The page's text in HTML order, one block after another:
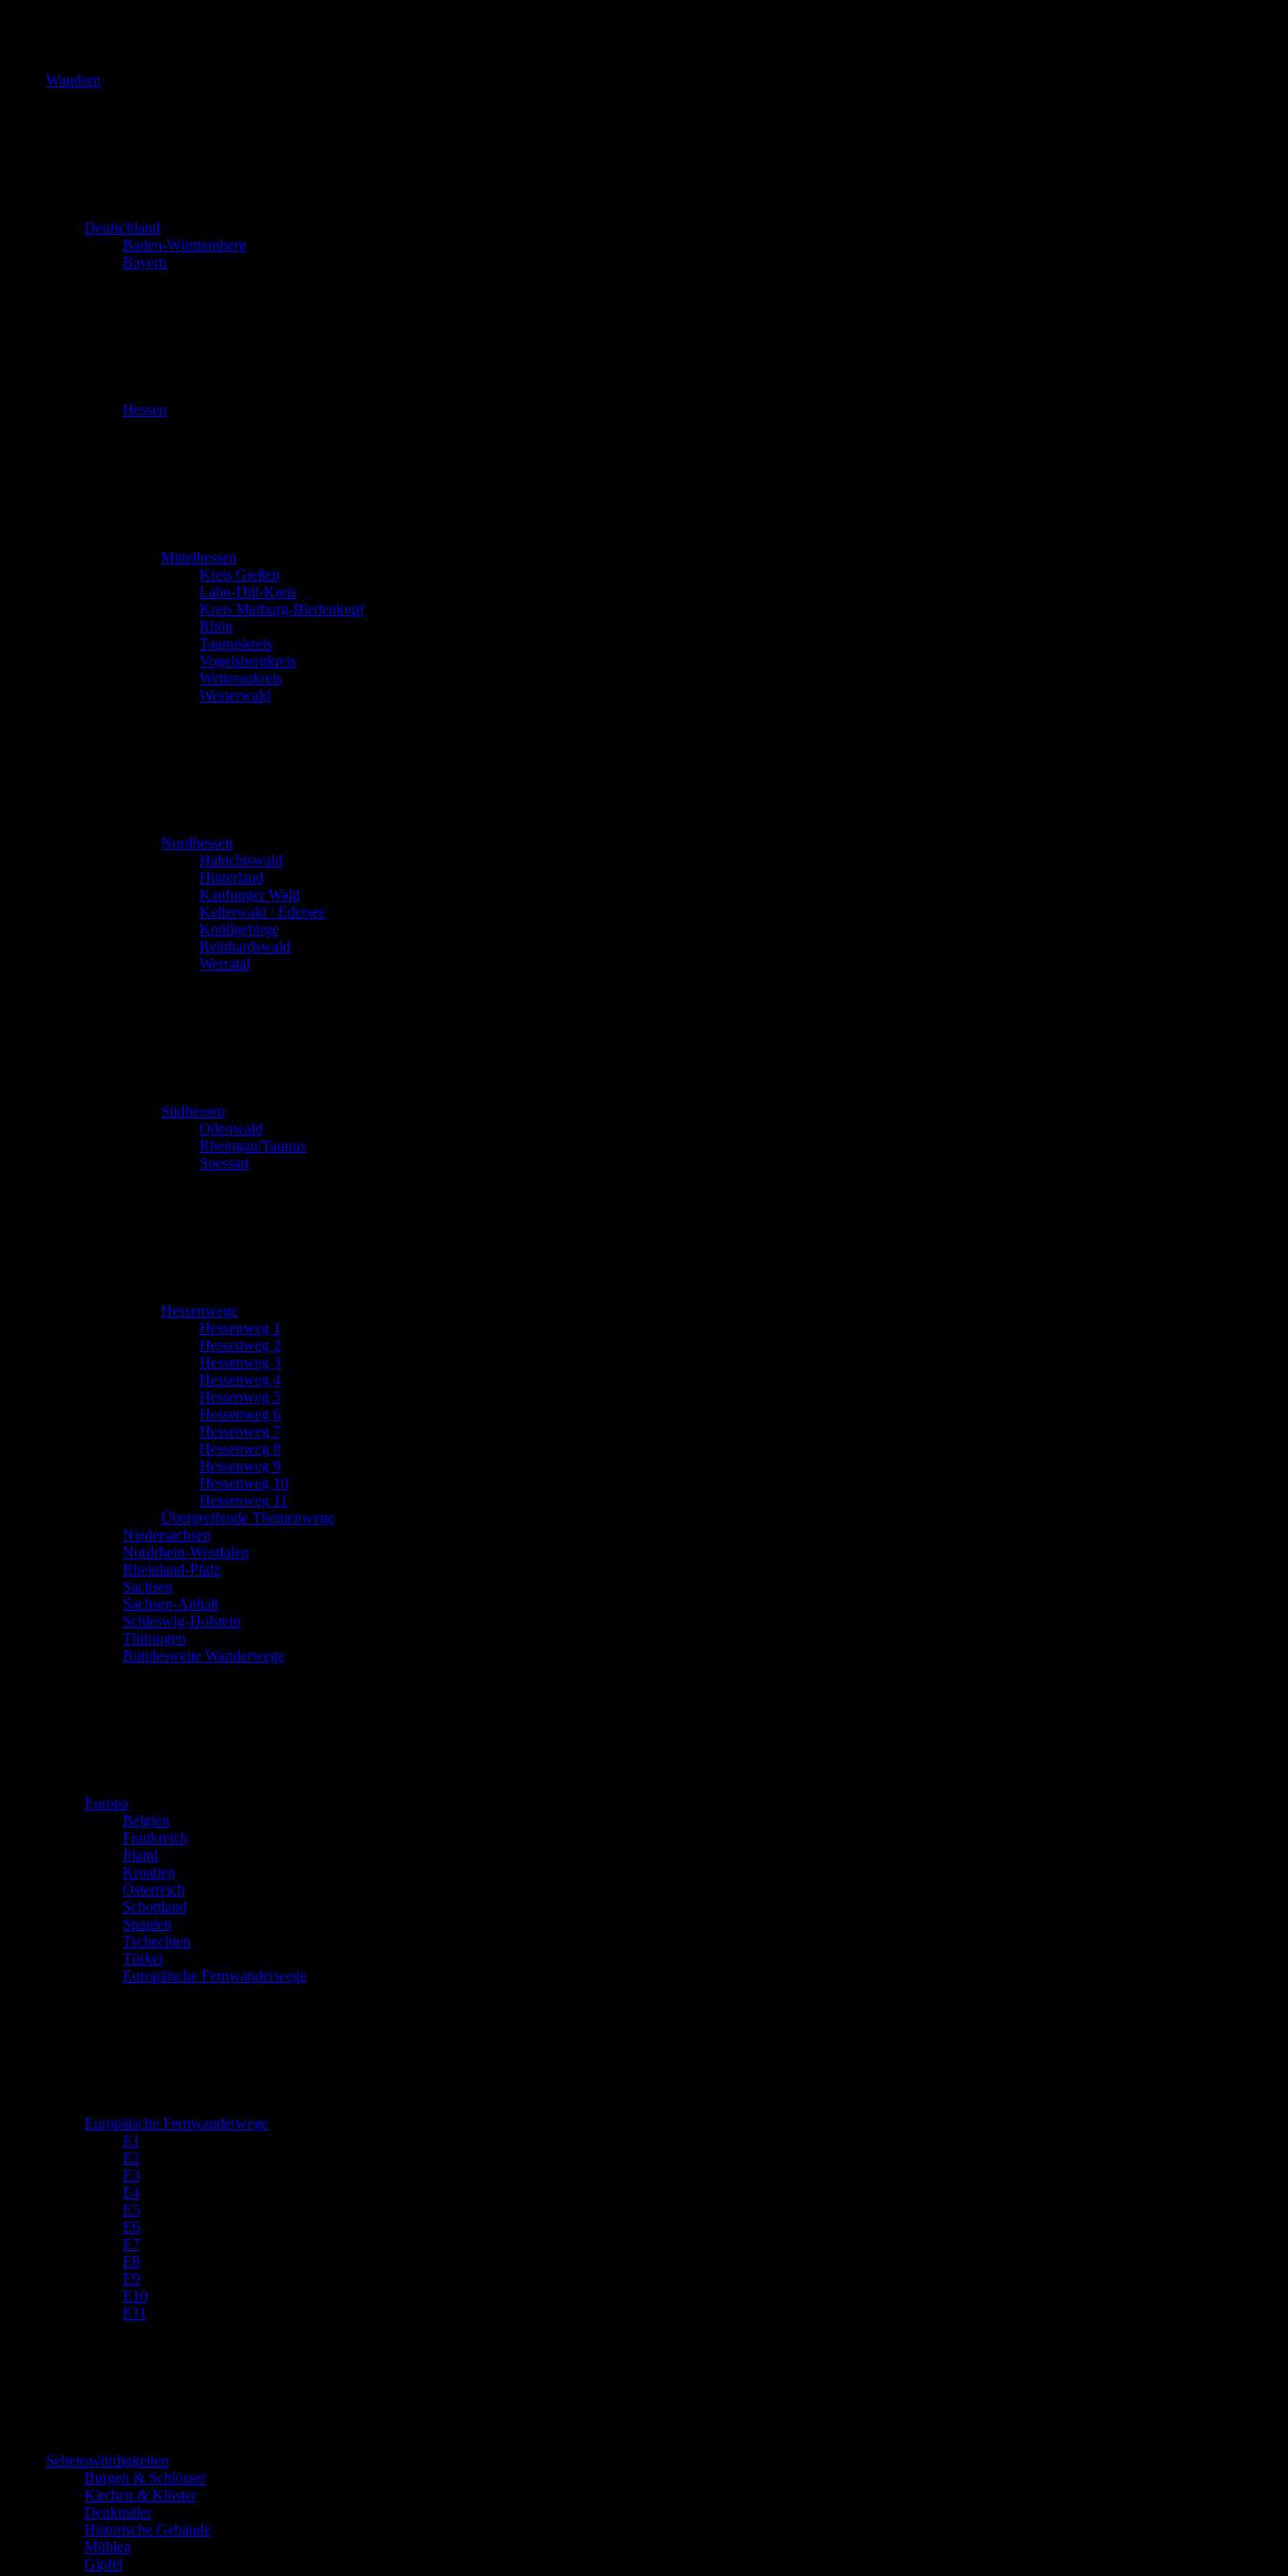
Wandern
Deutschland
Baden-Württemberg
Bayern
Hessen
Mittelhessen
Kreis Gießen
Lahn-Dill-Kreis
Kreis Marburg-Biedenkopf
Rhön
Taunuskreis
Vogelsbergkreis
Wetteraukreis
Westerwald
Nordhessen
Habichtswald
Hinterland
Kaufunger Wald
Kellerwald / Edersee
Knüllgebirge
Reinhardswald
Werratal
Südhessen
Odenwald
Rheingau/Taunus
Spessart
Hessenwege
Hessenweg 1
Hessenweg 2
Hessenweg 3
Hessenweg 4
Hessenweg 5
Hessenweg 6
Hessenweg 7
Hessenweg 8
Hessenweg 9
Hessenweg 10
Hessenweg 11
Übergreifende Themenwege
Niedersachsen
Nordrhein-Westfalen
Rheinland-Pfalz
Sachsen
Sachsen-Anhalt
Schleswig-Holstein
Thüringen
Bundesweite Wanderwege
Europa
Belgien
Frankreich
Irland
Kroatien
Österreich
Schottland
Spanien
Tschechien
Türkei
Europäische Fernwanderwege
Europäische Fernwanderwege
E1
E2
E3
E4
E5
E6
E7
E8
E9
E10
E11
Sehenswürdigkeiten
Burgen & Schlösser
Kirchen & Klöster
Denkmäler
Historische Gebäude
Mühlen
Gipfel